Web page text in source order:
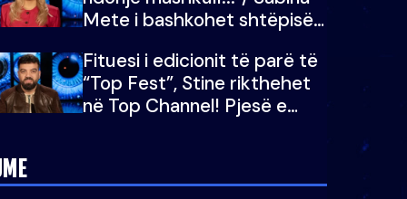
Mete i bashkohet shtëpisë
Ëmbëlsira për në fund!
Fituesi i edicionit të parë të
“Top Fest”, Stine rikthehet
në Top Channel! Pjesë e